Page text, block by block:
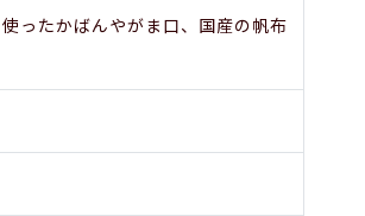
ったかばんやがま口、国産の帆布